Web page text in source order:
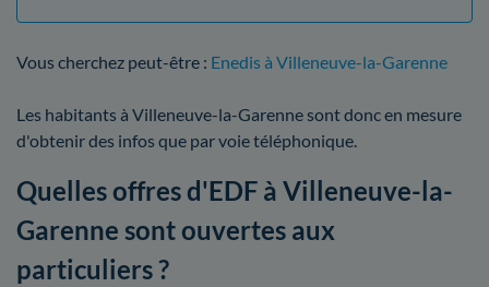
Vous cherchez peut-être : Enedis à Villeneuve-la-Garenne
Les habitants à Villeneuve-la-Garenne sont donc en mesure
d'obtenir des infos que par voie téléphonique.
Quelles offres d'EDF à Villeneuve-la-
Garenne sont ouvertes aux
particuliers ?